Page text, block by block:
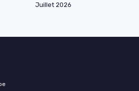
Juillet 2026